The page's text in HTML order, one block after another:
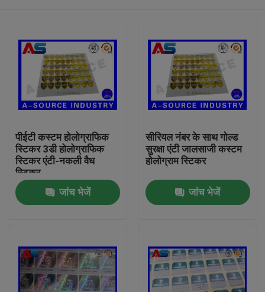
उत्पादों
हमारे बारे में
पीईटी कस्टम होलोग्राफिक
स्टिकर 3डी होलोग्राफिक
स्टिकर एंटी-नकली वैध
स्टिकर
जांच भेजें
सीरियल नंबर के साथ गोल्ड
सुरक्षा एंटी जालसाजी कस्टम
होलोग्राम स्टिकर
जांच भेजें